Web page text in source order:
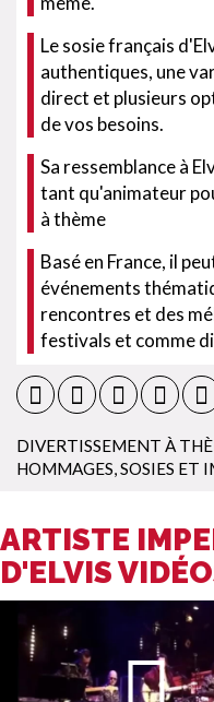
Le sosie français
authentiques, une
direct et plusieurs
de vos besoins.
Sa ressemblance à
tant qu'animateur
à thème
Basé en France, il
événements
rencontres et des
festivals et comme
DIVERTISSEMENT À
HOMMAGES, SOSIES ET
ARTISTE
D'ELVIS